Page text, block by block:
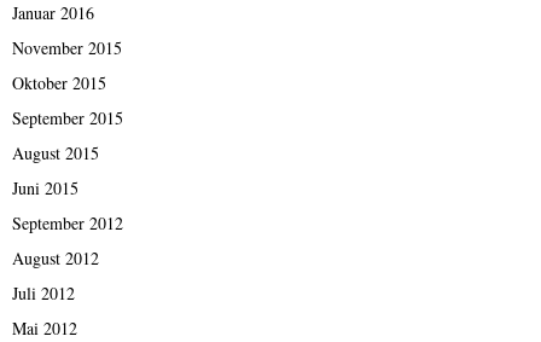
Januar 2016
November 2015
Oktober 2015
September 2015
August 2015
Juni 2015
September 2012
August 2012
Juli 2012
Mai 2012